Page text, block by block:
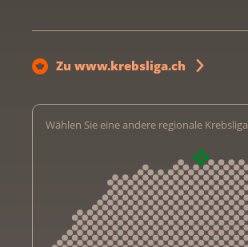
Zu www.krebsliga.ch
Wählen Sie eine andere regionale Krebsliga